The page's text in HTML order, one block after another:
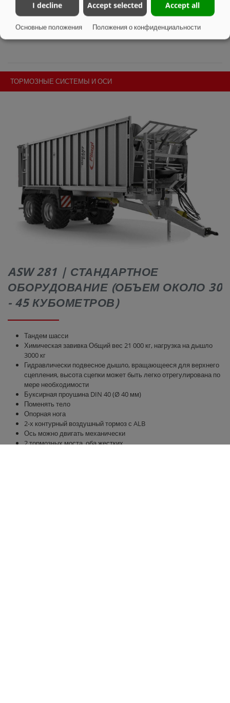
оси, передняя жесткая, задняя управляемая,
ширина колеи 2050 или 2150 мм
O
ТОРМОЗНЫЕ СИСТЕМЫ И ОСИ
ASW 281 | СТАНДАРТНОЕ
ОБОРУДОВАНИЕ (ОБЪЕМ ОКОЛО 30
- 45 КУБОМЕТРОВ)
Тандем шасси
Химическая завивка Общий вес 21 000 кг, нагрузка на дышло
3000 кг
Гидравлически подвесное дышло, вращающееся для верхнего
сцепления, высота сцепки может быть легко отрегулирована по
мере необходимости
Буксирная проушина DIN 40 (Ø 40 мм)
Поменять тело
Опорная нога
2-х контурный воздушный тормоз с ALB
Ось можно двигать механически
2 тормозных моста, оба жестких
I decline Accept selected Accept all
Основные положения Положения о конфиденциальности